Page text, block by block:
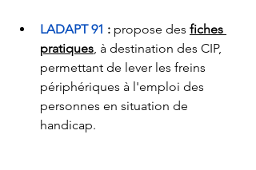
LADAPT 91 : propose des fiches
pratiques, à destination des CIP,
permettant de lever les freins
périphériques à l'emploi des
personnes en situation de
handicap.